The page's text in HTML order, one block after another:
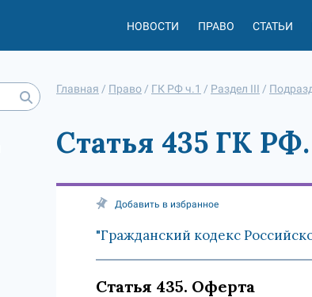
НОВОСТИ ПРАВО СТАТЬИ
Главная / Право / ГК РФ ч.1 / Раздел III /
Статья 435 ГК
Добавить в избранное
"Гражданский кодекс
Статья 435. Оферта